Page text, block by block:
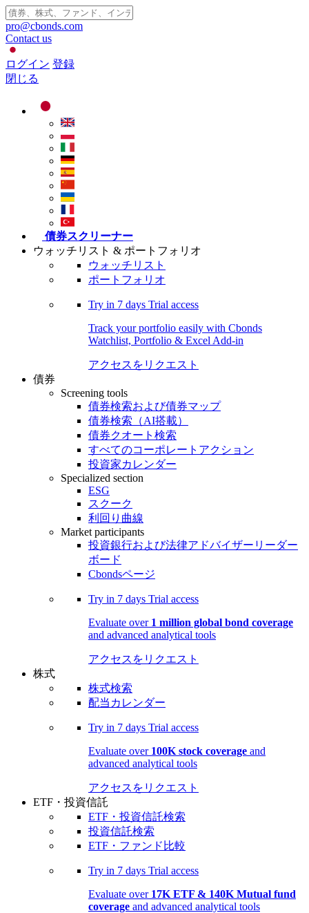
pro@cbonds.com
Contact us
ログイン 登録
閉じる
債券スクリーナー
ウォッチリスト & ポートフォリオ
ウォッチリスト
ポートフォリオ
Try in 7 days Trial access
Track your portfolio easily with Cbonds
Watchlist, Portfolio & Excel Add-in
アクセスをリクエスト
債券
Screening tools
債券検索および債券マップ
債券検索（AI搭載）
債券クオート検索
すべてのコーポレートアクション
投資家カレンダー
Specialized section
ESG
スクーク
利回り曲線
Market participants
投資銀行および法律アドバイザーリーダー
ボード
Cbondsページ
Try in 7 days Trial access
Evaluate over 1 million global bond coverage
and advanced analytical tools
アクセスをリクエスト
株式
株式検索
配当カレンダー
Try in 7 days Trial access
Evaluate over 100K stock coverage and
advanced analytical tools
アクセスをリクエスト
ETF・投資信託
ETF・投資信託検索
投資信託検索
ETF・ファンド比較
Try in 7 days Trial access
Evaluate over 17K ETF & 140K Mutual fund
coverage and advanced analytical tools